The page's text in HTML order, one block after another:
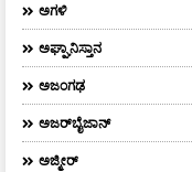
ಅಗಳಿ
ಅಘ್ಘಾನಿಸ್ತಾನ
ಅಜಂಗಢ
ಅಜರ್‌ಬೈಜಾನ್
ಅಜ್ಮೀರ್